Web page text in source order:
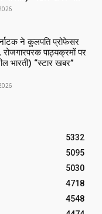
ने कुलपति प्रोफेसर
पाठ्यक्रमों पर
भारती) “स्टार खबर”
5332
5095
5030
4718
4548